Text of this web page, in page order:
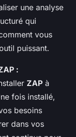
une analyse
qui
vous
puissant.
:
ZAP à
fois installé,
besoins
dans vos